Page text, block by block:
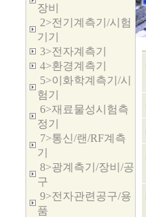
장비
2>전기계측기/시험
기기
3>전자계측기
4>환경계측기
5>이화학계측기/시
험기
6>재료물성시험측
정기
7>통신/랜/RF계측
기
8>광계측기/장비/공
구
9>전자관련공구/용
품